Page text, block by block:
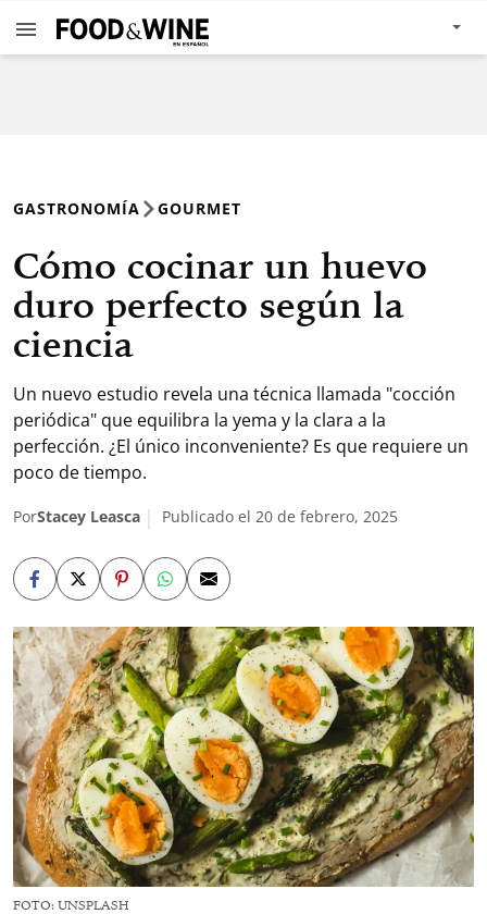
GASTRONOMÍA GOURMET
Cómo cocinar un huevo
duro perfecto según la
ciencia
Un nuevo estudio revela una técnica llamada "cocción
periódica" que equilibra la yema y la clara a la
perfección. ¿El único inconveniente? Es que requiere un
poco de tiempo.
PorStacey Leasca Publicado el 20 de febrero, 2025
FOTO: UNSPLASH